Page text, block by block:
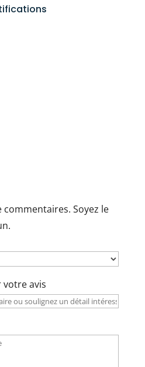
commentaires. Soyez le
avis